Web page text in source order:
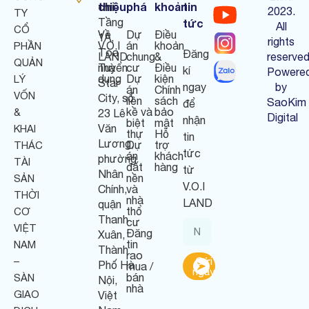
TY
CỔ
PHẦN
QUẢN
LÝ
VỐN
&
KHAI
THÁC
TÀI
SẢN
THỜI
CƠ
VIỆT
NAM
–
SÀN
GIAO
chỉ:
Tầng
1A,
Tòa
nhà
Star
City, số
23 Lê
Văn
Lương,
phường
Nhân
Chính,
quận
Thanh
Xuân,
Thành
Phố Hà
Nội,
Việt
thiệu
Về
V.O.I
LAND
Tuyển
dụng
phá
Dự
án
chung
cư
Dự
án
liền
kề và
biệt
thự
Dự
án
đất
nền
và
nhà
thổ
cư
Đăng
tin
rao
mua /
bán
nhà
khoản
Điều
khoản
&
Điều
kiện
Chính
sách
bảo
mật
Hỗ
trợ
khách
hàng
tin
tức
Đăng
kí
ngay
để
nhận
tin
tức
từ
V.O.I
LAND
Gửi
ngay
2023.
All
rights
by
SaoKim
Digital